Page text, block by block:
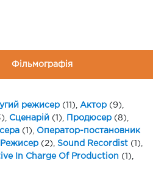
Фільмографія
режисер(11), Актор(9),
Сценарій (1), Продюсер(8),
(1),
Оператор-постановник
Режисер(2), Sound Recordist(1),
In Charge Of Production (1),